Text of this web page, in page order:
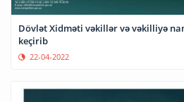
Dövlət Xidməti vəkillər və vəkilliyə
keçirib
22-04-2022